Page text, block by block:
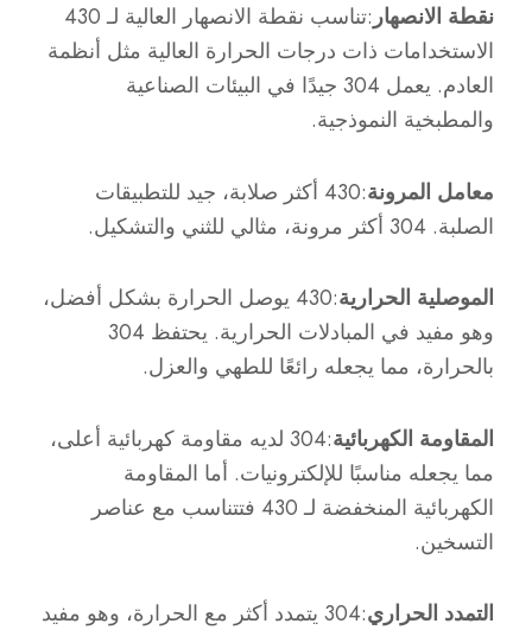
نقطة الانصهار
:تناسب نقطة الانصهار العالية لـ 430
الاستخدامات ذات درجات الحرارة العالية مثل أنظمة
العادم. يعمل 304 جيدًا في البيئات الصناعية
والمطبخية النموذجية.
معامل المرونة
:430 أكثر صلابة، جيد للتطبيقات
الصلبة. 304 أكثر مرونة، مثالي للثني والتشكيل.
الموصلية الحرارية
:430 يوصل الحرارة بشكل أفضل،
وهو مفيد في المبادلات الحرارية. يحتفظ 304
بالحرارة، مما يجعله رائعًا للطهي والعزل.
المقاومة الكهربائية
:304 لديه مقاومة كهربائية أعلى،
مما يجعله مناسبًا للإلكترونيات. أما المقاومة
الكهربائية المنخفضة لـ 430 فتتناسب مع عناصر
التسخين.
التمدد الحراري
:304 يتمدد أكثر مع الحرارة، وهو مفيد